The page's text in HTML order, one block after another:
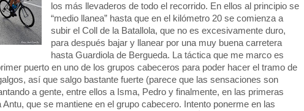
los más llevaderos de todo el recorrido. En ellos al principio se
“medio llanea” hasta que en el kilómetro 20 se comienza a
subir el Coll de la Batallola, que no es excesivamente duro,
para después bajar y llanear por una muy buena carretera
hasta Guardiola de Bergueda. La táctica que me marco es
puerto en uno de los grupos cabeceros para poder hacer el tramo de
así que salgo bastante fuerte (parece que las sensaciones son
a gente, entre ellos a Isma, Pedro y finalmente, en las primeras
Antu, que se mantiene en el grupo cabecero. Intento ponerme en las